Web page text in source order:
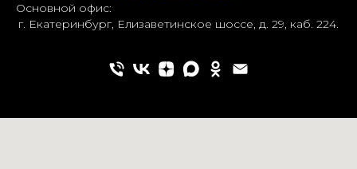
Основной офис:
г. Екатеринбург, Елизаветинское шоссе, д. 29, каб. 224.